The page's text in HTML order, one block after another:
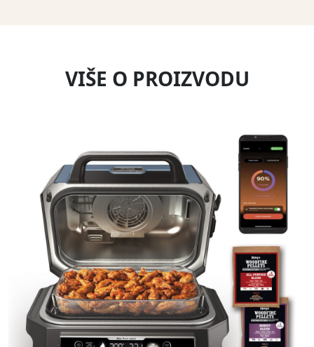
VIŠE O PROIZVODU